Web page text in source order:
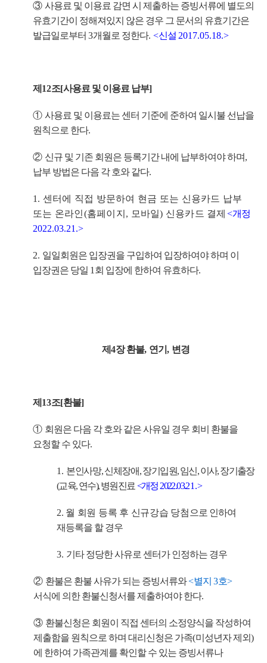
③ 사용료 및 이용료 감면 시 제출하는 증빙서류에 별도의
유효기간이 정해져있지 않은 경우 그 문서의 유효기간은
발급일로부터 3개월로 정한다. <신설 2017.05.18.>
제 12조[사용료 및 이용료 납부]
① 사용료 및 이용료는 센터 기준에 준하여 일시불 선납을
원칙으로 한다.
② 신규 및 기존 회원은 등록기간 내에 납부하여야 하며,
납부 방법은 다음 각 호와 같다.
1. 센터에 직접 방문하여 현금 또는 신용카드 납부
또는 온라인(홈페이지 , 모바일) 신용카드 결제<개정
2022.03.21.>
2. 일일회원은 입장권을 구입하여 입장하여야 하며 이
입장권은 당일 1 회 입장에 한하여 유효하다.
제 4장 환불, 연기 , 변경
제 13조[환불]
① 회원은 다음 각 호와 같은 사유일 경우 회비 환불을
요청할 수 있다.
1. 본인사망,신체장애,장기 입원,임신,이사,장기출장
(교육,연수),병원진료 <개정 2022.03.21.>
2. 월 회원 등록 후 신규강습 당첨 으로 인하여
재등록을 할 경우
3. 기타 정당한 사유로 센터가 인정하는 경우
② 환불은 환불 사유가 되는 증빙서류와<별지 3호>
서식에 의한 환불신청서를 제출하여야 한다.
③ 환불신청은 회원이 직접 센터의 소정양식을 작성하여
제출함을 원칙으로 하며 대리신청은 가족(미성년자 제외)
에 한하여 가족관계를 확인할 수 있는 증빙서류나